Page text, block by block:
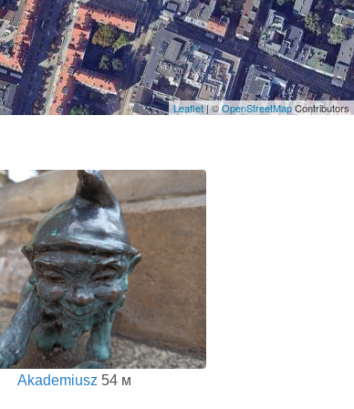
Leaflet| ©OpenStreetMapContributors
Akademiusz 54 м